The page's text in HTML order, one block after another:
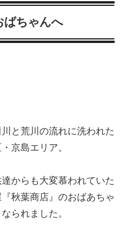
ばちゃんへ
と荒川の流れに洗われた
京島エリア。
からも大変慕われていた
秋葉商店』のおばあちゃ
られました。